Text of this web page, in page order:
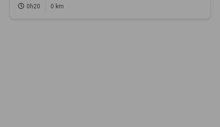
0h20 0 km